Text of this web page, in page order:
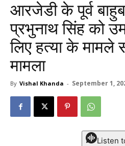
आरजेडी के पूर्व
प्रभुनाथ सिंह को
लिए हत्या के मामले
मामला
By Vishal Khanda - September 1,
Listen